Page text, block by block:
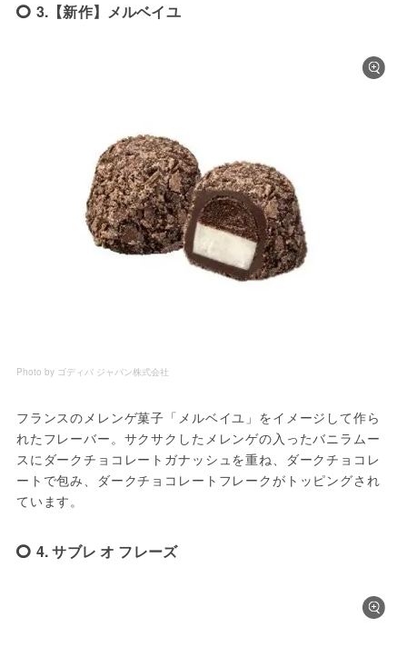
3.【新作】メルベイユ
Photo by ゴディバ ジャパン株式会社
フランスのメレンゲ菓子「メルベイユ」をイメージして作ら
れたフレーバー。サクサクしたメレンゲの入ったバニラムー
スにダークチョコレートガナッシュを重ね、ダークチョコレ
ートで包み、ダークチョコレートフレークがトッピングされ
ています。
4. サブレ オ フレーズ